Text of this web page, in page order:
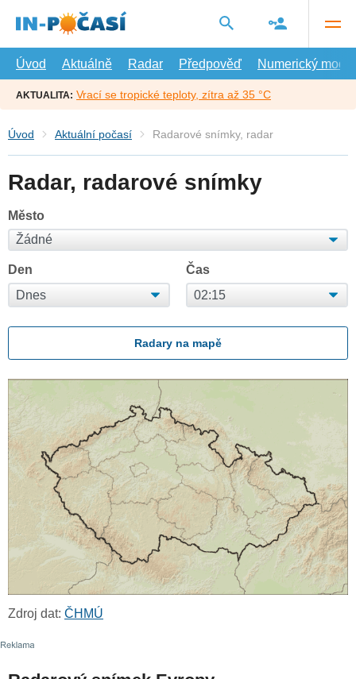
hlavní
Úvod
Aktuálně Radar Předpověď Numerický model
AKTUALITA: Vrací se tropické teploty, zítra až 35 °C
Úvod Aktuální počasí Radarové snímky, radar
Radar, radarové snímky
Město
Den Čas
Radary na mapě
Zdroj dat: ČHMÚ